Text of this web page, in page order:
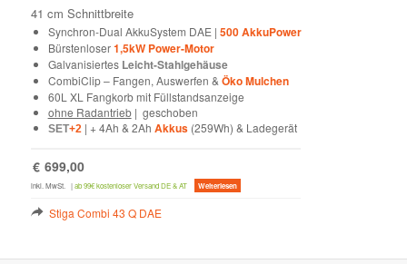
41 cm Schnittbreite
Synchron-Dual AkkuSystem DAE | 500 AkkuPower
Bürstenloser1,5kW Power-Motor
Galvanisiertes Leicht-Stahlgehäuse
CombiClip – Fangen, Auswerfen &Öko Mulchen
60L XL Fangkorb mit Füllstandsanzeige
ohne Radantrieb| geschoben
SET+2 | + 4Ah & 2Ah Akkus(259Wh) & Ladegerät
€ 699,00
inkl. MwSt. |ab 99€ kostenloser Versand DE & AT Weiterlesen
Stiga Combi 43 Q DAE